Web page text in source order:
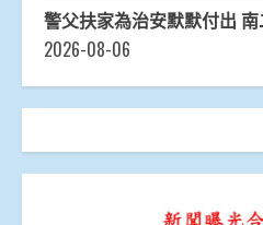
警父扶家為治安默默付出
2026-08-06